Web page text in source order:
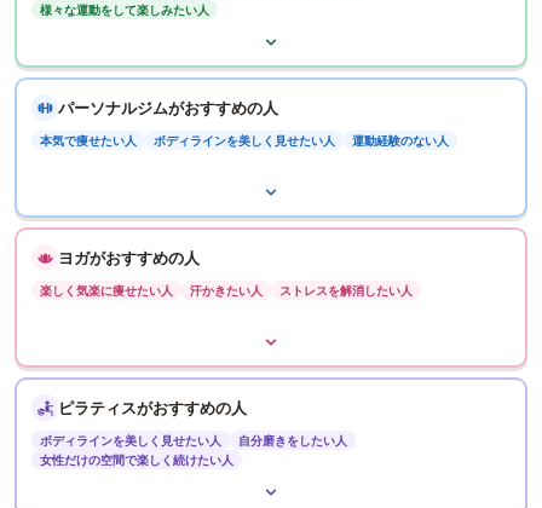
様々な運動をして楽しみたい人
パーソナルジムがおすすめの人
本気で痩せたい人 ボディラインを美しく見せたい人 運動経験のない人
ヨガがおすすめの人
楽しく気楽に痩せたい人 汗かきたい人 ストレスを解消したい人
ピラティスがおすすめの人
ボディラインを美しく見せたい人
自分磨きをしたい人
女性だけの空間で楽しく続けたい人